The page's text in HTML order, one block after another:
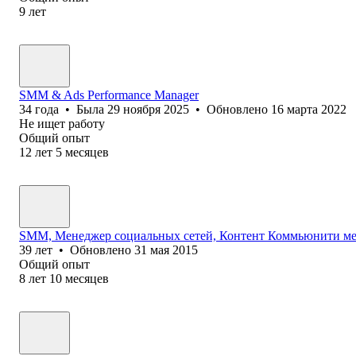
9 лет
SMM & Ads Performance Manager
34 года • Была 29 ноября 2025 • Обновлено 16 марта 2022
Не ищет работу
Общий опыт
12 лет 5 месяцев
SMM, Менеджер социальных сетей, Контент Коммьюнити
39 лет • Обновлено 31 мая 2015
Общий опыт
8 лет 10 месяцев